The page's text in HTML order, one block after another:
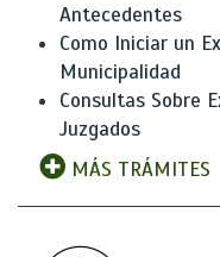
Antecedentes
Como Iniciar un
Municipalidad
Consultas Sobre
Juzgados
MÁS TRÁMITES